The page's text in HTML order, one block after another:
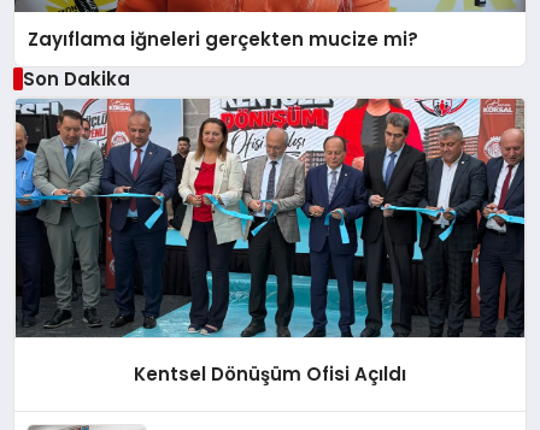
Zayıflama iğneleri gerçekten mucize mi?
Son Dakika
Kentsel Dönüşüm Ofisi Açıldı